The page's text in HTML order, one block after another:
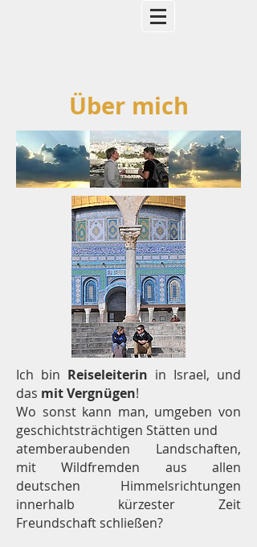
Über mich
Ich bin Reiseleiterin in Israel, und
das mit Vergnügen!
Wo sonst kann man, umgeben von
geschichtsträchtigen Stätten und
atemberaubenden Landschaften,
mit Wildfremden aus allen
deutschen Himmelsrichtungen
innerhalb kürzester Zeit
Freundschaft schließen?